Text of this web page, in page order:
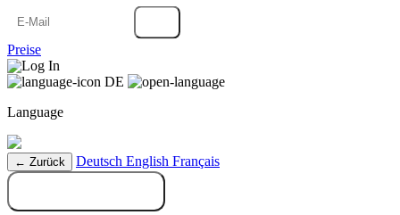
Preise
Log In
DE
Language
← Zurück Deutsch English Français